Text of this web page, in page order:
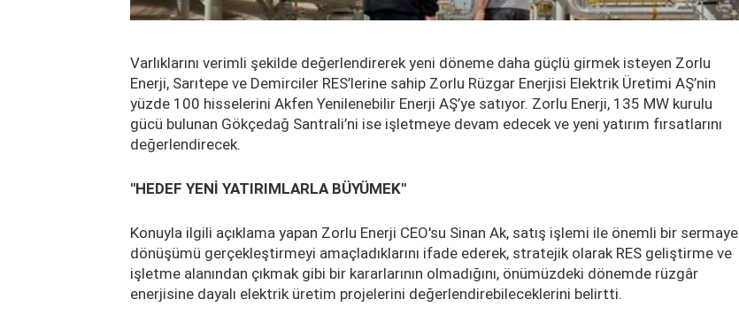
Varlıklarını verimli şekilde değerlendirerek yeni döneme daha güçlü girmek isteyen Zorlu
Enerji, Sarıtepe ve Demirciler RES’lerine sahip Zorlu Rüzgar Enerjisi Elektrik Üretimi AŞ’nin
yüzde 100 hisselerini Akfen Yenilenebilir Enerji AŞ’ye satıyor. Zorlu Enerji, 135 MW kurulu
gücü bulunan Gökçedağ Santrali’ni ise işletmeye devam edecek ve yeni yatırım fırsatlarını
değerlendirecek.
"HEDEF YENİ YATIRIMLARLA BÜYÜMEK"
Konuyla ilgili açıklama yapan Zorlu Enerji CEO'su Sinan Ak, satış işlemi ile önemli bir sermaye
dönüşümü gerçekleştirmeyi amaçladıklarını ifade ederek, stratejik olarak RES geliştirme ve
işletme alanından çıkmak gibi bir kararlarının olmadığını, önümüzdeki dönemde rüzgâr
enerjisine dayalı elektrik üretim projelerini değerlendirebileceklerini belirtti.